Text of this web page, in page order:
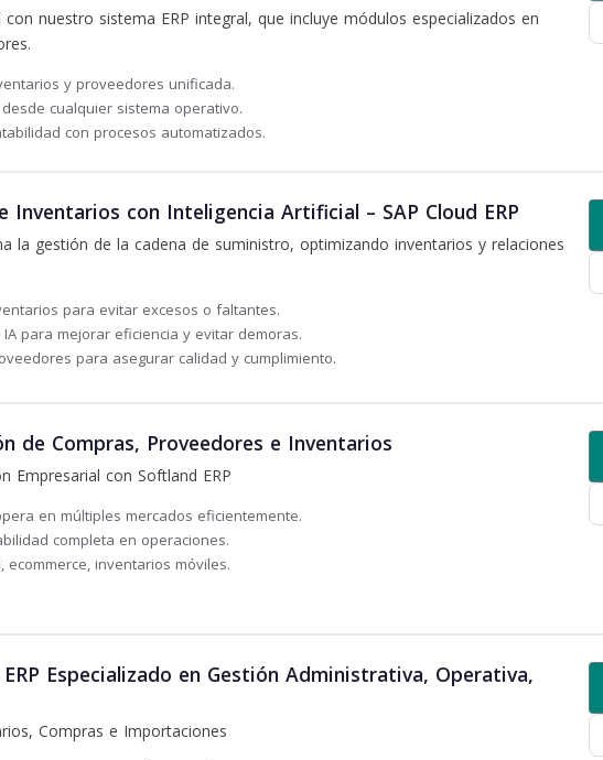
nuestro sistema ERP integral, que incluye módulos especializados en
y proveedores unificada.
cualquier sistema operativo.
con procesos automatizados.
Inventarios con Inteligencia Artificial – SAP Cloud ERP
la gestión de la cadena de suministro, optimizando inventarios y relaciones
para evitar excesos o faltantes.
para mejorar eficiencia y evitar demoras.
para asegurar calidad y cumplimiento.
de Compras, Proveedores e Inventarios
Empresarial con Softland ERP
en múltiples mercados eficientemente.
completa en operaciones.
inventarios móviles.
Especializado en Gestión Administrativa, Operativa,
Compras e Importaciones